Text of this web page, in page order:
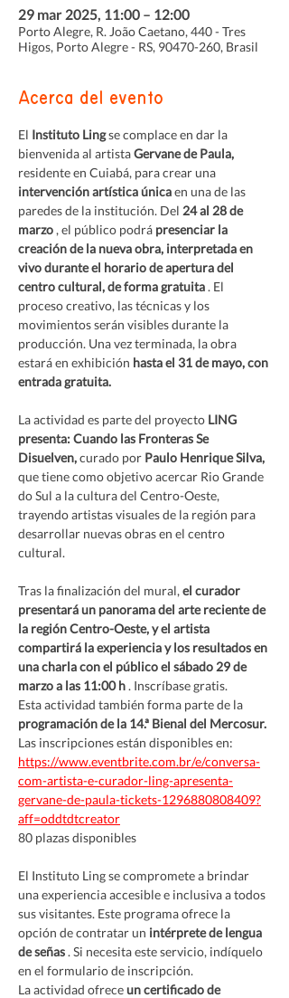
29 mar 2025, 11:00 – 12:00
Porto Alegre, R. João Caetano, 440 - Tres
Higos, Porto Alegre - RS, 90470-260, Brasil
Acerca del evento
El Instituto Ling se complace en dar la
bienvenida al artista Gervane de Paula,
residente en Cuiabá, para crear una
intervención artística única en una de las
paredes de la institución. Del 24 al 28 de
marzo , el público podrá presenciar la
creación de la nueva obra, interpretada en
vivo durante el horario de apertura del
centro cultural, de forma gratuita . El
proceso creativo, las técnicas y los
movimientos serán visibles durante la
producción. Una vez terminada, la obra
estará en exhibición hasta el 31 de mayo, con
entrada gratuita.
La actividad es parte del proyecto LING
presenta:Cuando las Fronteras Se
Disuelven, curado por Paulo Henrique Silva,
que tiene como objetivo acercar Rio Grande
do Sul a la cultura del Centro-Oeste,
trayendo artistas visuales de la región para
desarrollar nuevas obras en el centro
cultural.
Tras la finalización del mural, el curador
presentará un panorama del arte reciente de
la región Centro-Oeste, y el artista
compartirá la experiencia y los resultados en
una charla con el público el sábado 29 de
marzo a las 11:00 h . Inscríbase gratis.
Esta actividad también forma parte de la
programación de la 14.ª Bienal del Mercosur.
Las inscripciones están disponibles en:
https://www.eventbrite.com.br/e/conversa-
com-artista-e-curador-ling-apresenta-
gervane-de-paula-tickets-1296880808409?
aff=oddtdtcreator
80 plazas disponibles
El Instituto Ling se compromete a brindar
una experiencia accesible e inclusiva a todos
sus visitantes. Este programa ofrece la
opción de contratar un intérprete de lengua
de señas . Si necesita este servicio, indíquelo
en el formulario de inscripción.
La actividad ofrece un certificado de